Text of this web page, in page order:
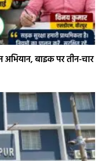
बाइक पर तीन-चार